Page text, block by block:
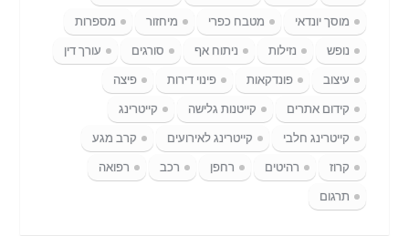
מוסך יונדאי
מטבח כפרי מיחזור
מספרות
נופש
נזילות ניתוח אף סורגים
עורך דין
עיצוב
פונדקאות פינוי דירות
פיצה
קידום אתרים
קייטנות גלישה
קייטרינג
קייטרינג חלבי
קייטרינג לאירועים
קרב מגע
קרוז
רהיטים רחפן רכב
רפואה
תרגום